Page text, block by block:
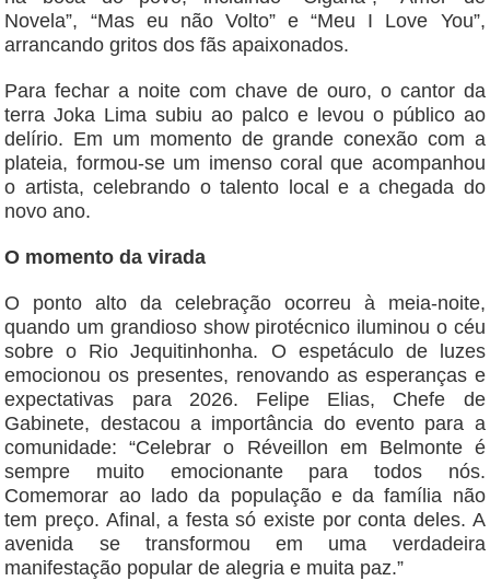
Novela”, “Mas eu não Volto” e “Meu I Love You”,
arrancando gritos dos fãs apaixonados.
Para fechar a noite com chave de ouro, o cantor da
terra Joka Lima subiu ao palco e levou o público ao
delírio. Em um momento de grande conexão com a
plateia, formou-se um imenso coral que acompanhou
o artista, celebrando o talento local e a chegada do
novo ano.
O momento da virada
O ponto alto da celebração ocorreu à meia-noite,
quando um grandioso show pirotécnico iluminou o céu
sobre o Rio Jequitinhonha. O espetáculo de luzes
emocionou os presentes, renovando as esperanças e
expectativas para 2026. Felipe Elias, Chefe de
Gabinete, destacou a importância do evento para a
comunidade: “Celebrar o Réveillon em Belmonte é
sempre muito emocionante para todos nós.
Comemorar ao lado da população e da família não
tem preço. Afinal, a festa só existe por conta deles. A
avenida se transformou em uma verdadeira
manifestação popular de alegria e muita paz.”